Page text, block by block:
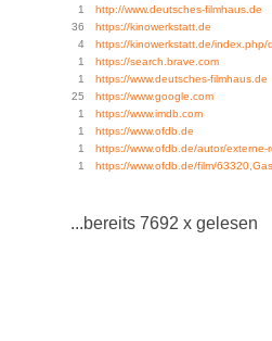
1
http://www.deutsches-filmhaus.de
36
https://kinowerkstatt.de
4
https://kinowerkstatt.de/index.php/
1
https://search.brave.com
1
https://www.deutsches-filmhaus.de
25
https://www.google.com
1
https://www.imdb.com
1
https://www.ofdb.de
1
https://www.ofdb.de/autor/externe-
1
https://www.ofdb.de/film/
...bereits 7692 x gelesen